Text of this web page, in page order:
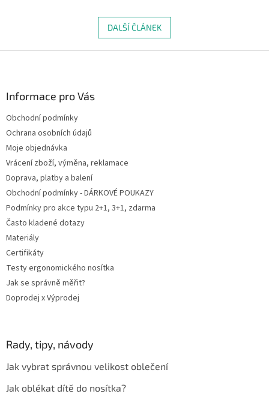
DALŠÍ ČLÁNEK
Informace pro Vás
Obchodní podmínky
Ochrana osobních údajů
Moje objednávka
Vrácení zboží, výměna, reklamace
Doprava, platby a balení
Obchodní podmínky - DÁRKOVÉ POUKAZY
Podmínky pro akce typu 2+1, 3+1, zdarma
Často kladené dotazy
Materiály
Certifikáty
Testy ergonomického nosítka
Jak se správně měřit?
Doprodej x Výprodej
Rady, tipy, návody
Jak vybrat správnou velikost oblečení
Jak oblékat dítě do nosítka?